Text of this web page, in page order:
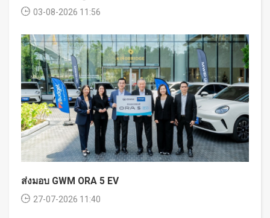
03-08-2026 11:56
ส่งมอบ GWM ORA 5 EV
27-07-2026 11:40